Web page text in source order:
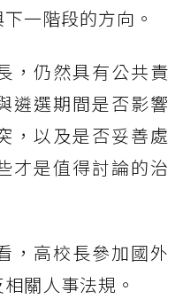
一階段的方向。
，仍然具有公共責
遴選期間是否影響
，以及是否妥善處
才是值得討論的治
，高校長參加國外
關人事法規。